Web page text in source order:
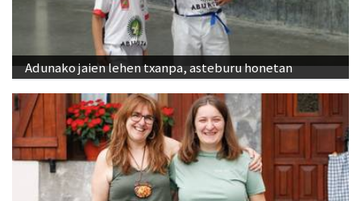
Adunako jaien lehen txanpa, asteburu honetan